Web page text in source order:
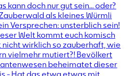
kann doch nur gut sein… oder?
als kleines Würmli
Versprechen: unsterblich sein!
Welt kommt euch komisch
wirklich so zauberhaft, wie
vielmehr mutiert?! Bevölkert
beheimatet dieser